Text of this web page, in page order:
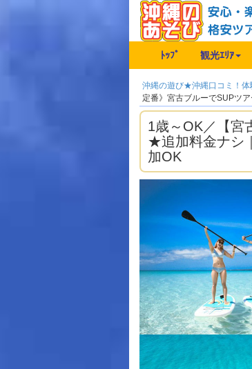
ﾄｯﾌﾟ 観光ｴﾘｱ
沖縄の遊び★沖縄口コミ！体
定番》宮古ブルーでSUPツ
1歳～OK／【宮
★追加料金ナシ
加OK